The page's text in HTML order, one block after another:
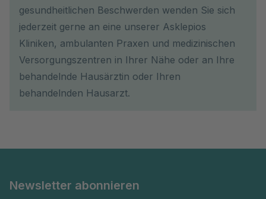
gesundheitlichen Beschwerden wenden Sie sich
jederzeit gerne an eine unserer Asklepios
Kliniken, ambulanten Praxen und medizinischen
Versorgungszentren in Ihrer Nähe oder an Ihre
behandelnde Hausärztin oder Ihren
behandelnden Hausarzt.
Newsletter abonnieren